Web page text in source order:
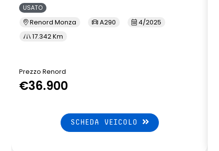
USATO
Renord Monza A290
4/2025
17.342 Km
Prezzo Renord
€36.900
SCHEDA VEICOLO